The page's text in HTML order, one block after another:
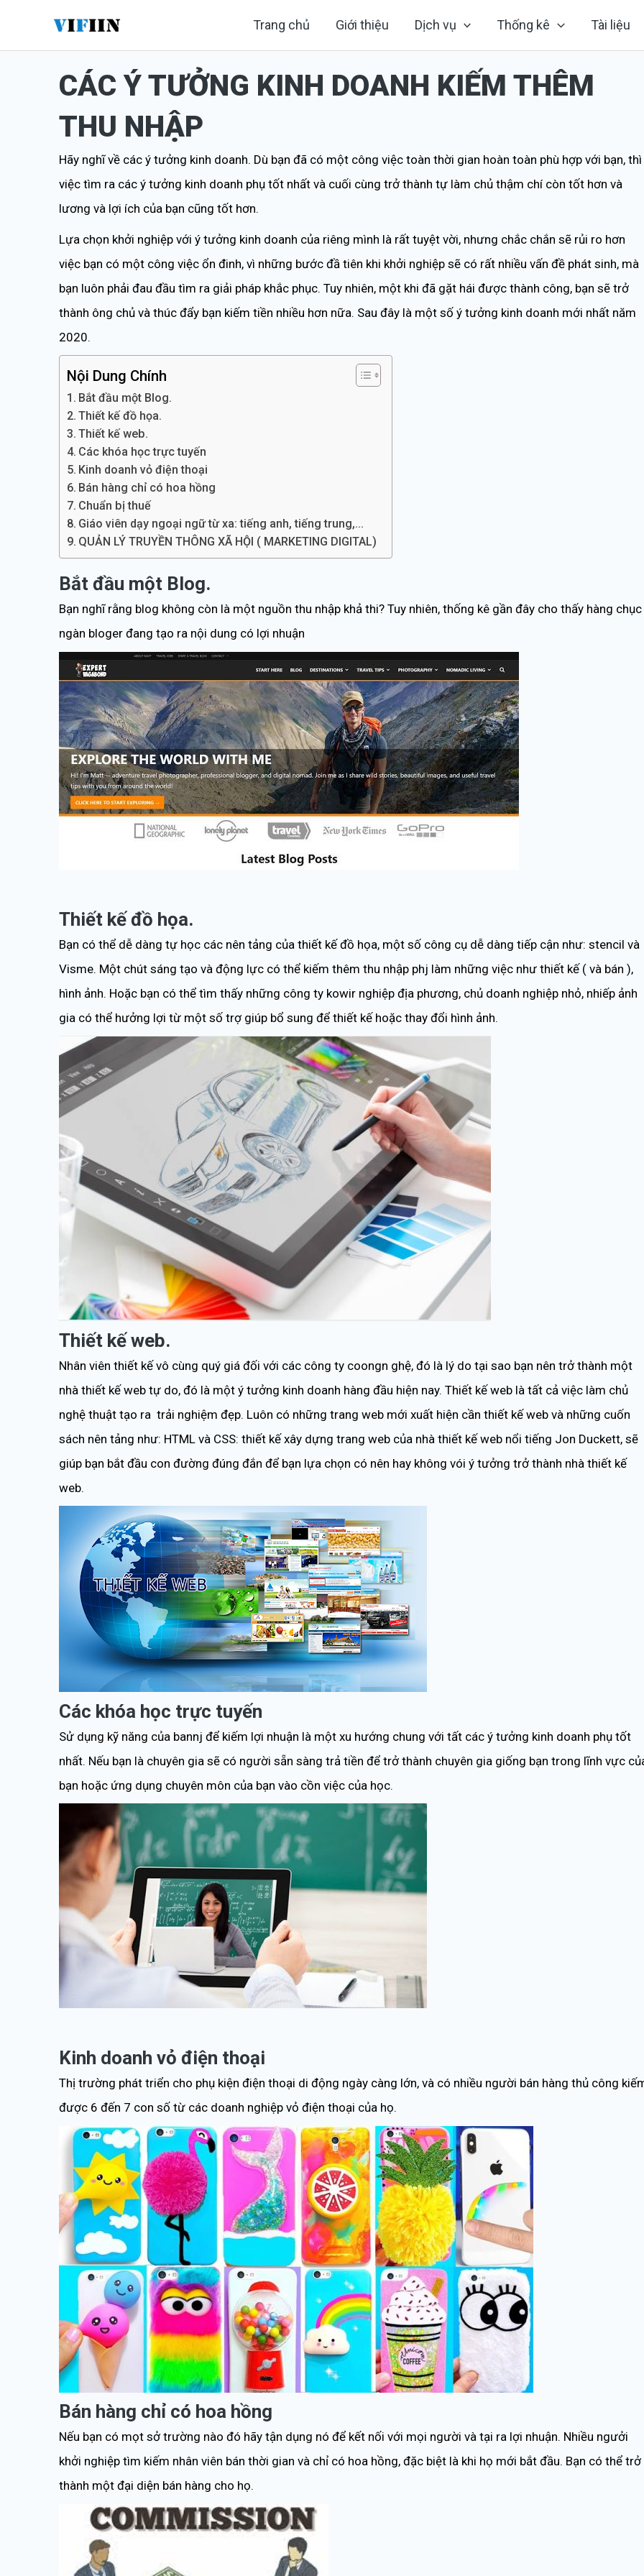
Trang chủ Giới thiệu Dịch vụ Thống kê Tài liệu
CÁC Ý TƯỞNG KINH DOANH KIẾM THÊM
THU NHẬP
Hãy nghĩ về các ý tưởng kinh doanh. Dù bạn đã có một công việc toàn thời gian hoàn toàn phù hợp với bạn, thì
việc tìm ra các ý tưởng kinh doanh phụ tốt nhất và cuối cùng trở thành tự làm chủ thậm chí còn tốt hơn và
lương và lợi ích của bạn cũng tốt hơn.
Lựa chọn khởi nghiệp với ý tưởng kinh doanh của riêng mình là rất tuyệt vời, nhưng chắc chắn sẽ rủi ro hơn
việc bạn có một công việc ổn đinh, vì những bước đầ tiên khi khởi nghiệp sẽ có rất nhiều vấn đề phát sinh, mà
bạn luôn phải đau đầu tìm ra giải pháp khắc phục. Tuy nhiên, một khi đã gặt hái được thành công, bạn sẽ trở
thành ông chủ và thúc đẩy bạn kiếm tiền nhiều hơn nữa. Sau đây là một số ý tưởng kinh doanh mới nhất năm
2020.
Nội Dung Chính
Bắt đầu một Blog.
Thiết kế đồ họa.
Thiết kế web.
Các khóa học trực tuyến
Kinh doanh vỏ điện thoại
Bán hàng chỉ có hoa hồng
Chuẩn bị thuế
Giáo viên dạy ngoại ngữ từ xa: tiếng anh, tiếng trung,…
QUẢN LÝ TRUYỀN THÔNG XÃ HỘI ( MARKETING DIGITAL)
Bắt đầu một Blog.
Bạn nghĩ rằng blog không còn là một nguồn thu nhập khả thi? Tuy nhiên, thống kê gần đây cho thấy hàng chục
ngàn bloger đang tạo ra nội dung có lợi nhuận
Thiết kế đồ họa.
Bạn có thể dễ dàng tự học các nên tảng của thiết kế đồ họa, một số công cụ dễ dàng tiếp cận như: stencil và
Visme. Một chút sáng tạo và động lực có thể kiếm thêm thu nhập phj làm những việc như thiết kế ( và bán ),
hình ảnh. Hoặc bạn có thể tìm thấy những công ty kowir nghiệp địa phương, chủ doanh nghiệp nhỏ, nhiếp ảnh
gia có thể hưởng lợi từ một số trợ giúp bổ sung để thiết kế hoặc thay đổi hình ảnh.
Thiết kế web.
Nhân viên thiết kế vô cùng quý giá đối với các công ty coongn ghệ, đó là lý do tại sao bạn nên trở thành một
nhà thiết kế web tự do, đó là một ý tưởng kinh doanh hàng đầu hiện nay. Thiết kế web là tất cả việc làm chủ
nghệ thuật tạo ra trải nghiệm đẹp. Luôn có những trang web mới xuất hiện cần thiết kế web và những cuốn
sách nên tảng như: HTML và CSS: thiết kế xây dựng trang web của nhà thiết kế web nổi tiếng Jon Duckett, sẽ
giúp bạn bắt đầu con đường đúng đắn để bạn lựa chọn có nên hay không vói ý tưởng trở thành nhà thiết kế
web.
Các khóa học trực tuyến
Sử dụng kỹ năng của bannj để kiếm lợi nhuận là một xu hướng chung với tất các ý tưởng kinh doanh phụ tốt
nhất. Nếu bạn là chuyên gia sẽ có người sẵn sàng trả tiền để trở thành chuyên gia giống bạn trong lĩnh vực
bạn hoặc ứng dụng chuyên môn của bạn vào cồn việc của học.
Kinh doanh vỏ điện thoại
Thị trường phát triển cho phụ kiện điện thoại di động ngày càng lớn, và có nhiều người bán hàng thủ công
được 6 đến 7 con số từ các doanh nghiệp vỏ điện thoại của họ.
Bán hàng chỉ có hoa hồng
Nếu bạn có mọt sở trường nào đó hãy tận dụng nó để kết nối với mọi người và tại ra lợi nhuận. Nhiều ngưởi
khởi nghiệp tìm kiếm nhân viên bán thời gian và chỉ có hoa hồng, đặc biệt là khi họ mới bắt đầu. Bạn có thể trở
thành một đại diện bán hàng cho họ.